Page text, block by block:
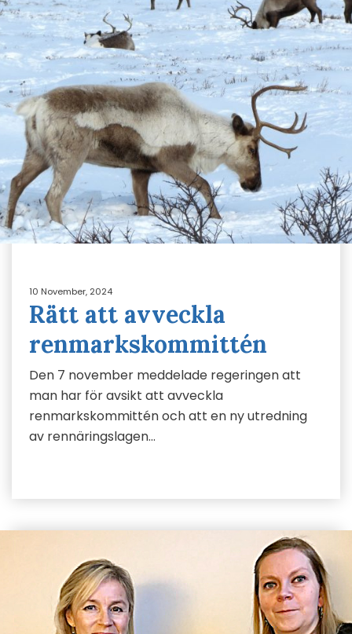
10 November, 2024
Rätt att avveckla
renmarkskommittén
Den 7 november meddelade regeringen att
man har för avsikt att avveckla
renmarkskommittén och att en ny utredning
av rennäringslagen…